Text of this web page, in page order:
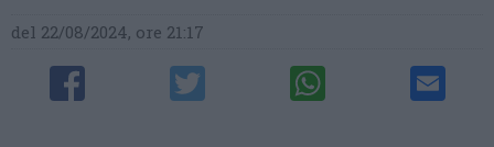
del 22/08/2024, ore 21:17